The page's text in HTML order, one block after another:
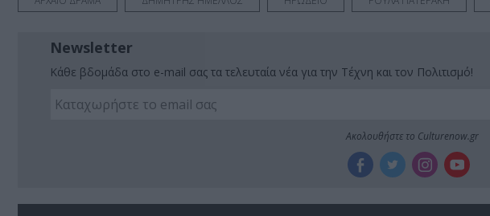
Newsletter
Κάθε βδομάδα στο e-mail σας τα τελευταία νέα για την Τέχνη και τον Πολιτισμό!
Ακολουθήστε το Culturenow.gr